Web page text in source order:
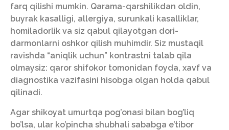
farq qilishi mumkin. Qarama-qarshilikdan oldin,
buyrak kasalligi, allergiya, surunkali kasalliklar,
homiladorlik va siz qabul qilayotgan dori-
darmonlarni oshkor qilish muhimdir. Siz mustaqil
ravishda “aniqlik uchun” kontrastni talab qila
olmaysiz: qaror shifokor tomonidan foyda, xavf va
diagnostika vazifasini hisobga olgan holda qabul
qilinadi.
Agar shikoyat umurtqa pog’onasi bilan bog’liq
bo’lsa, ular ko’pincha shubhali sababga e’tibor